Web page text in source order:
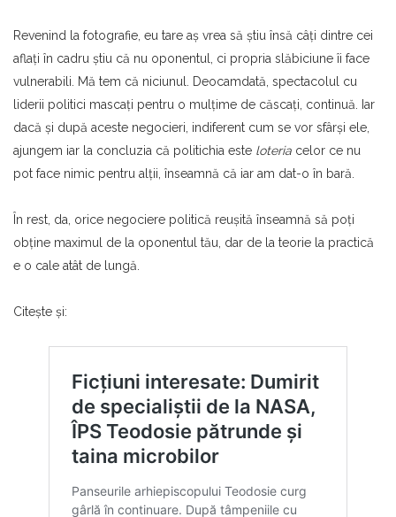
Revenind la fotografie, eu tare aş vrea să ştiu însă câţi dintre cei
aflaţi în cadru ştiu că nu oponentul, ci propria slăbiciune îi face
vulnerabili. Mă tem că niciunul. Deocamdată, spectacolul cu
liderii politici mascaţi pentru o mulţime de căscaţi, continuă. Iar
dacă şi după aceste negocieri, indiferent cum se vor sfârşi ele,
ajungem iar la concluzia că politichia este loteria celor ce nu
pot face nimic pentru alţii, înseamnă că iar am dat-o în bară.
În rest, da, orice negociere politică reuşită înseamnă să poţi
obţine maximul de la oponentul tău, dar de la teorie la practică
e o cale atât de lungă.
Citeşte şi: